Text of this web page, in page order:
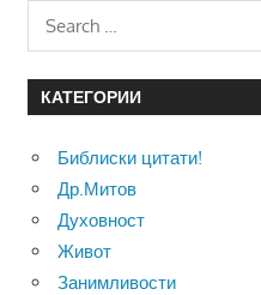
Search
for:
КАТЕГОРИИ
Библиски цитати!
Др.Митов
Духовност
Живот
Занимливости